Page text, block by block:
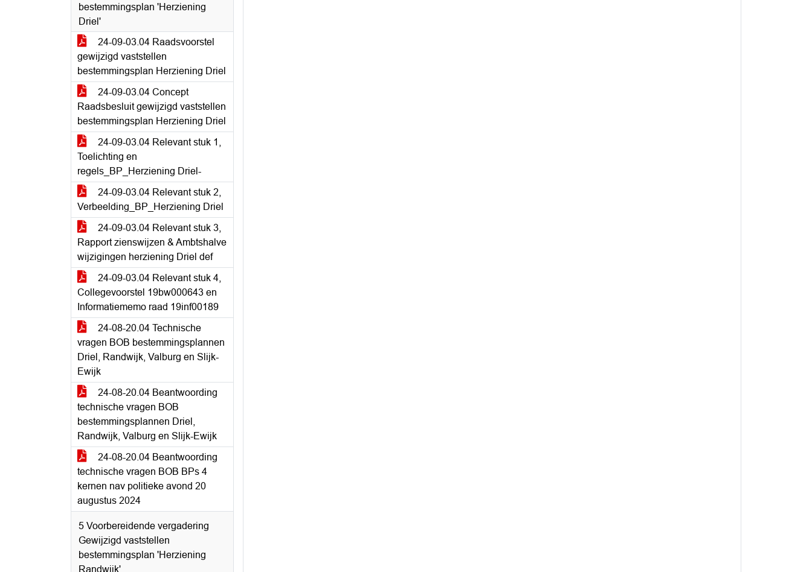
bestemmingsplan 'Herziening
Driel'
24-09-03.04 Raadsvoorstel
gewijzigd vaststellen
bestemmingsplan Herziening Driel
24-09-03.04 Concept
Raadsbesluit gewijzigd vaststellen
bestemmingsplan Herziening Driel
24-09-03.04 Relevant stuk 1,
Toelichting en
regels_BP_Herziening Driel-
24-09-03.04 Relevant stuk 2,
Verbeelding_BP_Herziening Driel
24-09-03.04 Relevant stuk 3,
Rapport zienswijzen & Ambtshalve
wijzigingen herziening Driel def
24-09-03.04 Relevant stuk 4,
Collegevoorstel 19bw000643 en
Informatiememo raad 19inf00189
24-08-20.04 Technische
vragen BOB bestemmingsplannen
Driel, Randwijk, Valburg en Slijk-
Ewijk
24-08-20.04 Beantwoording
technische vragen BOB
bestemmingsplannen Driel,
Randwijk, Valburg en Slijk-Ewijk
24-08-20.04 Beantwoording
technische vragen BOB BPs 4
kernen nav politieke avond 20
augustus 2024
5 Voorbereidende vergadering
Gewijzigd vaststellen
bestemmingsplan 'Herziening
Randwijk'